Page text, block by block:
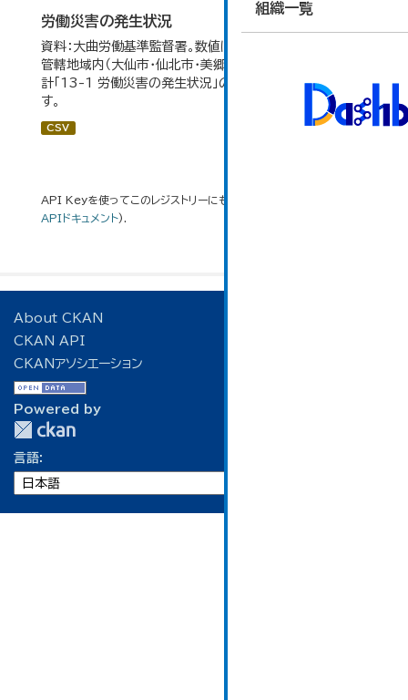
組織一覧
労働災害の発生状況
資料：大曲労働基準監督署。数値は大曲労働基準監督署の
管轄地域内（大仙市・仙北市・美郷町）の合計。 大仙市の統
計「13-1 労働災害の発生状況」のデータを参照していま
す。
CSV
API Keyを使ってこのレジストリーにもアクセス可能です
APIドキュメント).
About CKAN
CKAN API
CKANアソシエーション
Powered by
言語